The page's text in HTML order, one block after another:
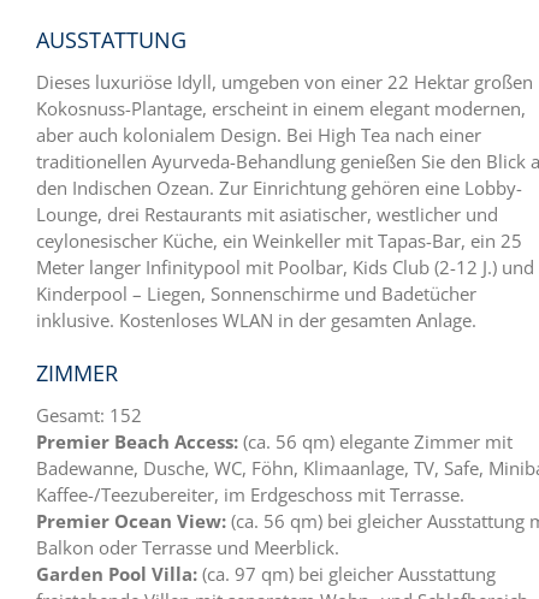
AUSSTATTUNG
Dieses luxuriöse Idyll, umgeben von einer 22 Hektar großen
Kokosnuss-Plantage, erscheint in einem elegant modernen,
aber auch kolonialem Design. Bei High Tea nach einer
traditionellen Ayurveda-Behandlung genießen Sie den Blick
den Indischen Ozean. Zur Einrichtung gehören eine Lobby-
Lounge, drei Restaurants mit asiatischer, westlicher und
ceylonesischer Küche, ein Weinkeller mit Tapas-Bar, ein 25
Meter langer Infinitypool mit Poolbar, Kids Club (2-12 J.) und
Kinderpool – Liegen, Sonnenschirme und Badetücher
inklusive. Kostenloses WLAN in der gesamten Anlage.
ZIMMER
Gesamt: 152
Premier Beach Access: (ca. 56 qm) elegante Zimmer mit
Badewanne, Dusche, WC, Föhn, Klimaanlage, TV, Safe,
Kaffee-/Teezubereiter, im Erdgeschoss mit Terrasse.
Premier Ocean View: (ca. 56 qm) bei gleicher Ausstattung
Balkon oder Terrasse und Meerblick.
Garden Pool Villa: (ca. 97 qm) bei gleicher Ausstattung